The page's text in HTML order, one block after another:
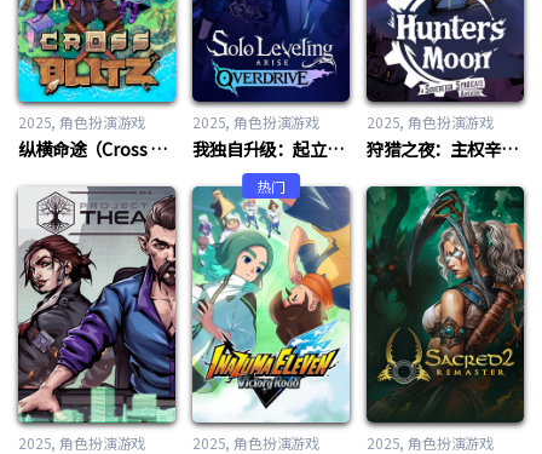
2025 角色扮演游戏
纵横命途（Cross Blitz）
2025 角色扮演游戏
我独自升级：起立·觉醒（Solo Leveling: ARISE OVERDRIVE）
2025 角色扮演游戏
狩猎之夜：主权辛迪加（Hunter’s Moon: A Sovereign Syndicate Adventure）
2025 角色扮演游戏
热门
2025 角色扮演游戏 2025 角色扮演游戏